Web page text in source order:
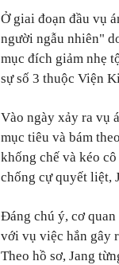
Ở giai đoạn đầu vụ
người ngẫu nhiên"
mục đích giảm nhẹ
sự số 3 thuộc Viện
Vào ngày xảy ra vụ
mục tiêu và bám
khống chế và kéo
chống cự quyết liệt,
Đáng chú ý, cơ
với vụ việc hắn gây
Theo hồ sơ, Jang